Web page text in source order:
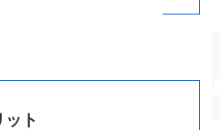
ット